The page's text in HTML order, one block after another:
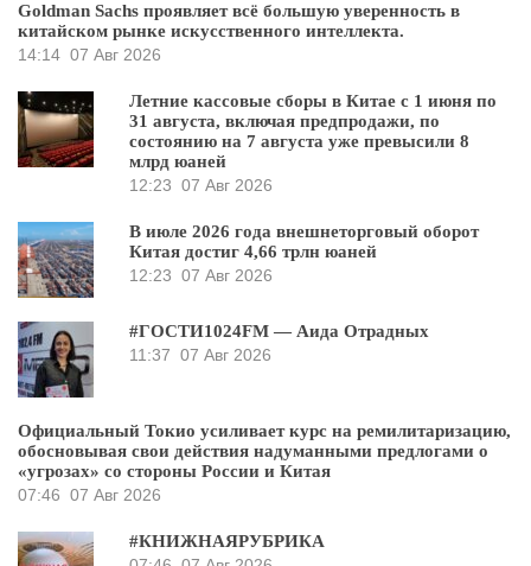
Goldman Sachs проявляет всё большую уверенность в
китайском рынке искусственного интеллекта.
14:14 07 Авг 2026
Летние кассовые сборы в Китае с 1 июня по
31 августа, включая предпродажи, по
состоянию на 7 августа уже превысили 8
млрд юаней
12:23 07 Авг 2026
В июле 2026 года внешнеторговый оборот
Китая достиг 4,66 трлн юаней
12:23 07 Авг 2026
#ГОСТИ1024FM — Аида Отрадных
11:37 07 Авг 2026
Официальный Токио усиливает курс на ремилитаризацию,
обосновывая свои действия надуманными предлогами о
«угрозах» со стороны России и Китая
07:46 07 Авг 2026
#КНИЖНАЯРУБРИКА